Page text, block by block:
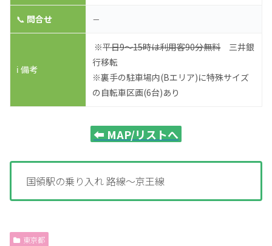
📞 問合せ －
ℹ️ 備考
※平日9～15時は利用客90分無料三井銀
行移転
※裏手の駐車場内(Bエリア)に特殊サイズ
の自転車区画(6台)あり
⬅️ MAP/リストへ
国領駅の乗り入れ 路線～京王線
東京都